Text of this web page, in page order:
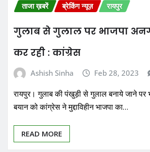
ताजा ख़बरें ब्रेकिंग न्यूज़ रायपुर
गुलाब से गुलाल पर भाजपा
कर रही : कांग्रेस
Ashish Sinha Feb 28, 2023
रायपुर। गुलाब की पंखुड़ी से गुलाल बनाये जाने पर
बयान को कांग्रेस ने मुद्दाविहीन भाजपा का…
READ MORE